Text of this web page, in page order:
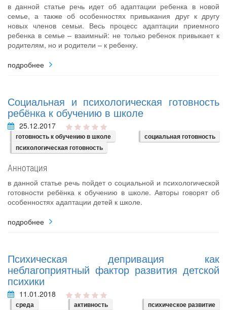
в данной статье речь идет об адаптации ребенка в новой
семье, а также об особенностях привыкания друг к другу
новых членов семьи. Весь процесс адаптации приемного
ребенка в семье – взаимный: не только ребенок привыкает к
родителям, но и родители – к ребенку.
подробнее
Социальная и психологическая готовность
ребёнка к обучению в школе
25.12.2017
готовность к обучению в школе
социальная готовность
психологическая готовность
Аннотация
в данной статье речь пойдет о социальной и психологической
готовности ребёнка к обучению в школе. Авторы говорят об
особенностях адаптации детей к школе.
подробнее
Психическая депривация как
неблагоприятный фактор развития детской
психики
11.01.2018
среда активность
психическое развитие